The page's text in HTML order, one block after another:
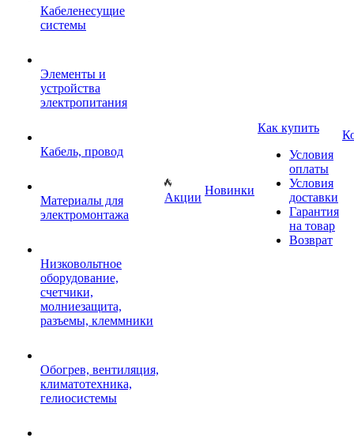
Кабеленесущие
системы
Элементы и
устройства
электропитания
Кабель, провод
Материалы для
электромонтажа
Низковольтное
оборудование,
счетчики,
молниезащита,
разъемы, клеммники
Обогрев, вентиляция,
климатотехника,
гелиосистемы
Акции
Новинки
Как купить
Условия
оплаты
Условия
доставки
Гарантия
на товар
Возврат